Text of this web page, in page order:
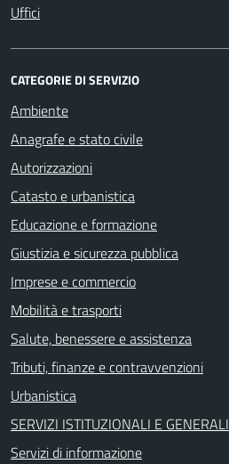
Uffici
CATEGORIE DI SERVIZIO
Ambiente
Anagrafe e stato civile
Autorizzazioni
Catasto e urbanistica
Educazione e formazione
Giustizia e sicurezza pubblica
Imprese e commercio
Mobilità e trasporti
Salute, benessere e assistenza
Tributi, finanze e contravvenzioni
Urbanistica
SERVIZI ISTITUZIONALI E GENERALI
Servizi di informazione